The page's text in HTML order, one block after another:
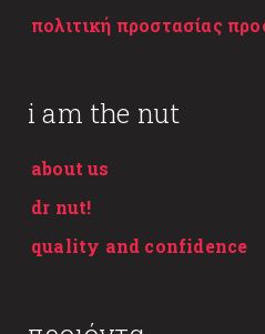
πολιτική προστασίας
i am the nut
about us
dr nut!
quality and confidence